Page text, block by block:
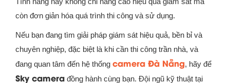
còn đơn giản hóa quá trình thi công và sử dụng.
Nếu bạn đang tìm giải pháp giám sát hiệu quả, bền bỉ và
chuyên nghiệp, đặc biệt là khi cần thi công trần nhà, và
đang quan tâm đến hệ thống camera Đà Nẵng, hãy để
Sky camera đồng hành cùng bạn. Đội ngũ kỹ thuật tại